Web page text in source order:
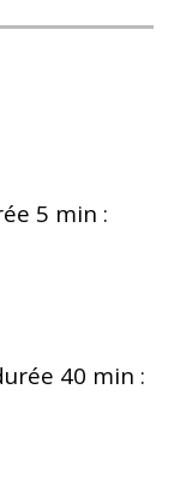
5 min :
40 min :